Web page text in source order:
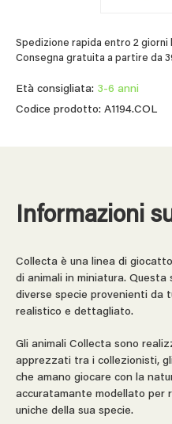
Spedizione rapida entro 2 giorni
Consegna gratuita a partire da
Età consigliata: 3-6 anni
Codice prodotto: A1194.COL
Informazioni
Collecta è una linea di
di animali in miniatura. Questa
diverse specie provenienti da
realistico e dettagliato.
Gli animali Collecta sono
apprezzati tra i collezionisti,
che amano giocare con la
accuratamante modellato
uniche della sua specie.